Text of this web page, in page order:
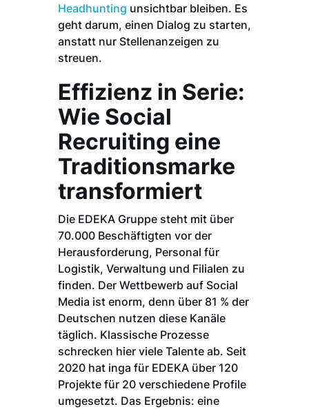
Headhunting unsichtbar bleiben. Es
geht darum, einen Dialog zu starten,
anstatt nur Stellenanzeigen zu
streuen.
Effizienz in Serie:
Wie Social
Recruiting eine
Traditionsmarke
transformiert
Die EDEKA Gruppe steht mit über
70.000 Beschäftigten vor der
Herausforderung, Personal für
Logistik, Verwaltung und Filialen zu
finden. Der Wettbewerb auf Social
Media ist enorm, denn über 81 % der
Deutschen nutzen diese Kanäle
täglich. Klassische Prozesse
schrecken hier viele Talente ab. Seit
2020 hat inga für EDEKA über 120
Projekte für 20 verschiedene Profile
umgesetzt. Das Ergebnis: eine